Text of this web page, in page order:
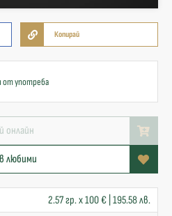
Копирай
от употреба
онлайн
любими
2.57 гр. x 100 € | 195.58 лв.